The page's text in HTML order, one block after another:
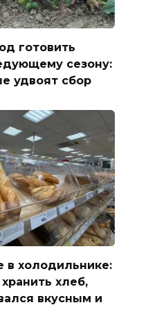
готовить
сезону:
удвоят сбор
в холодильнике:
хлеб,
вкусным и